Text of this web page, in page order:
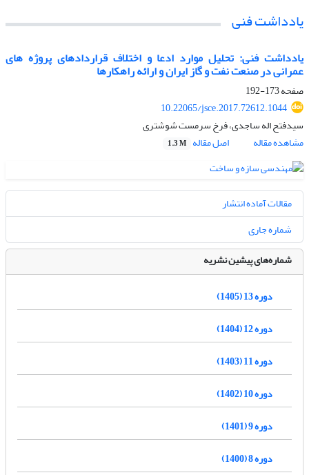
یادداشت فنی
یادداشت فنی: تحلیل موارد ادعا و اختلاف قراردادهای پروژه های
عمرانی در صنعت نفت و گاز ایران و ارائه راهکارها
صفحه173-192
10.22065/jsce.2017.72612.1044
سیدفتح اله ساجدی، فرخ سرمست شوشتری
مشاهده مقاله
اصل مقاله 1.3 M
مقالات آماده انتشار
شماره جاری
شماره‌های پیشین نشریه
دوره 13 (1405)
دوره 12 (1404)
دوره 11 (1403)
دوره 10 (1402)
دوره 9 (1401)
دوره 8 (1400)